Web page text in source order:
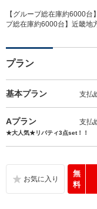
【グループ総在庫約6000
プ総在庫約6000台】近畿地
プラン
基本プラン 支払
Aプラン 支払
★大人気★リバティ3点set！！
無
料